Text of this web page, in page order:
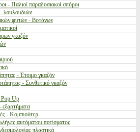
- Παλιοί παραδοσιακοί σπόροι
λουλουδιών
φυτών - Βοτάνων
γκαζόν
- Έτοιμο γκαζόν
- Συνθετικό γκαζόν
Pop Up
εξαρτήματα
- Κομπιούτερ
αυτόματου ποτίσματος
πλαστικά